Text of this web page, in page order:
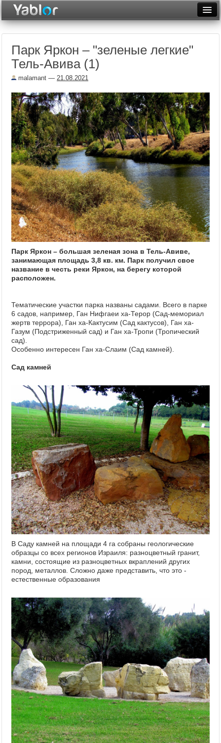
Неделя
Архив
Фототоп
Видеотоп
Парк Яркон – "зеленые легкие"
Тель-Авива (1)
malamant — 21.08.2021
Парк Яркон – большая зеленая зона в Тель-Авиве,
занимающая площадь 3,8 кв. км. Парк получил свое
название в честь реки Яркон, на берегу которой
расположен.
Тематические участки парка названы садами. Всего в парке
6 садов, например, Ган Нифгаеи ха-Терор (Сад-мемориал
жертв террора), Ган ха-Кактусим (Сад кактусов), Ган ха-
Газум (Подстриженный сад) и Ган ха-Тропи (Тропический
сад).
Особенно интересен Ган ха-Слаим (Сад камней).
Сад камней
В Саду камней на площади 4 га собраны геологические
образцы со всех регионов Израиля: разноцветный гранит,
камни, состоящие из разноцветных вкраплений других
пород, металлов. Сложно даже представить, что это -
естественные образования